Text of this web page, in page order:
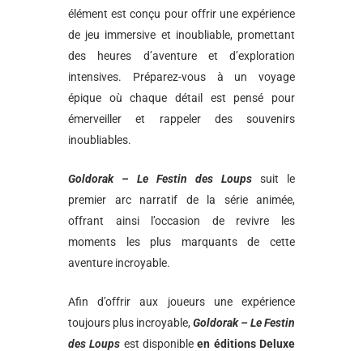
élément est conçu pour offrir une expérience
de jeu immersive et inoubliable, promettant
des heures d’aventure et d’exploration
intensives. Préparez-vous à un voyage
épique où chaque détail est pensé pour
émerveiller et rappeler des souvenirs
inoubliables.
Goldorak – Le Festin des Loups suit le
premier arc narratif de la série animée,
offrant ainsi l’occasion de revivre les
moments les plus marquants de cette
aventure incroyable.
Afin d’offrir aux joueurs une expérience
toujours plus incroyable, Goldorak – Le Festin
des Loups est disponibleen éditions Deluxe